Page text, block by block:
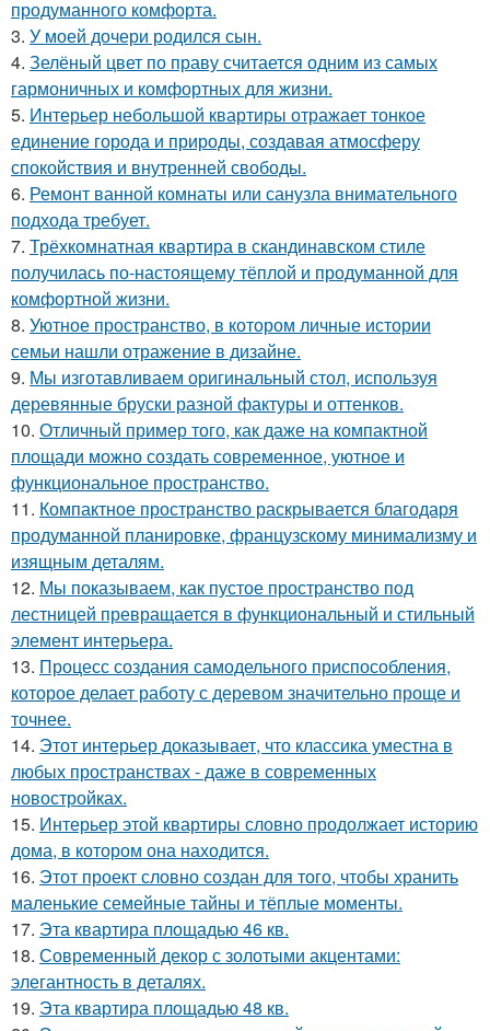
продуманного комфорта.
3. У моей дочери родился сын.
4. Зелёный цвет по праву считается одним из самых
гармоничных и комфортных для жизни.
5. Интерьер небольшой квартиры отражает тонкое
единение города и природы, создавая атмосферу
спокойствия и внутренней свободы.
6. Ремонт ванной комнаты или санузла внимательного
подхода требует.
7. Трёхкомнатная квартира в скандинавском стиле
получилась по-настоящему тёплой и продуманной для
комфортной жизни.
8. Уютное пространство, в котором личные истории
семьи нашли отражение в дизайне.
9. Мы изготавливаем оригинальный стол, используя
деревянные бруски разной фактуры и оттенков.
10. Отличный пример того, как даже на компактной
площади можно создать современное, уютное и
функциональное пространство.
11. Компактное пространство раскрывается благодаря
продуманной планировке, французскому минимализму и
изящным деталям.
12. Мы показываем, как пустое пространство под
лестницей превращается в функциональный и стильный
элемент интерьера.
13. Процесс создания самодельного приспособления,
которое делает работу с деревом значительно проще и
точнее.
14. Этот интерьер доказывает, что классика уместна в
любых пространствах - даже в современных
новостройках.
15. Интерьер этой квартиры словно продолжает историю
дома, в котором она находится.
16. Этот проект словно создан для того, чтобы хранить
маленькие семейные тайны и тёплые моменты.
17. Эта квартира площадью 46 кв.
18. Современный декор с золотыми акцентами:
элегантность в деталях.
19. Эта квартира площадью 48 кв.